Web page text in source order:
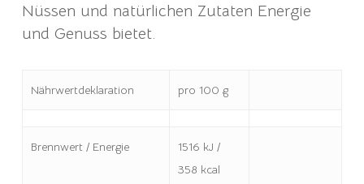
Nüssen und natürlichen Zutaten Energie
und Genuss bietet.
Nährwertdeklaration pro 100 g
Brennwert / Energie
1516 kJ /
358 kcal